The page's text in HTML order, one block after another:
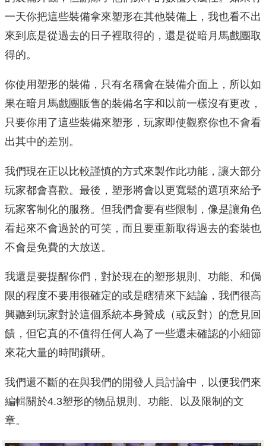
一天你把這些裝備拿來塑形在其他裝備上，我也看不出
來到底是從過去的日子裡取得的，還是從暗月馬戲團取
得的。
你使用塑形的裝備，只有名稱會在裝備介面上，所以如
果在暗月馬戲團販售的裝備名字和以前一樣沒有更改，
只要你用了這些裝備來塑形，玩家即使觀察你也不會看
出其中的差別。
我們現在正以比較謹慎的方式來製作此功能，讓大部分
玩家都會喜歡。最後，塑形將會以更寬鬆的選項來給予
玩家客制化的服務。但我們會要有些限制，像是讓角色
看起來不會過於的可笑，而且要重新取得過去的套裝也
不會是免費的大放送。
我還是要提醒你們，對於現在的塑形規則、功能、和侷
限的程度不要用很確定的或是瞎猜來下結論，我們很高
興聽到玩家對於這個系統本身贊成（或反對）的意見回
饋，但它真的不值得任何人為了一些還未確認的小細節
來花大量的時間鑽研。
我們還不斷的在與我們的開發人員討論中，以便我們來
編輯關於4.3塑形的物品規則、功能、以及限制的文
章。